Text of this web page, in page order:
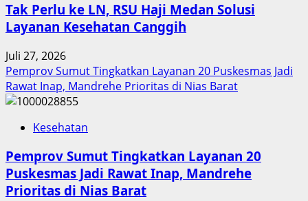
Tak Perlu ke LN, RSU Haji Medan Solusi
Layanan Kesehatan Canggih
Juli 27, 2026
Pemprov Sumut Tingkatkan Layanan 20 Puskesmas Jadi
Rawat Inap, Mandrehe Prioritas di Nias Barat
Kesehatan
Pemprov Sumut Tingkatkan Layanan 20
Puskesmas Jadi Rawat Inap, Mandrehe
Prioritas di Nias Barat